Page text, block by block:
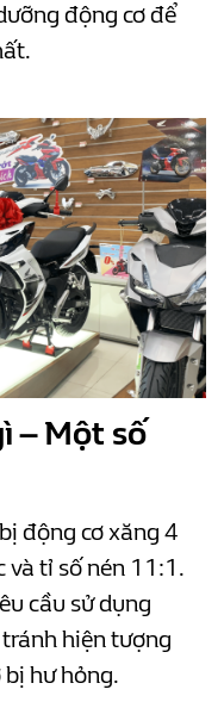
động cơ để
– Một số
động cơ xăng 4
và tỉ số nén 11:1.
cầu sử dụng
hiện tượng
bị hư hỏng.